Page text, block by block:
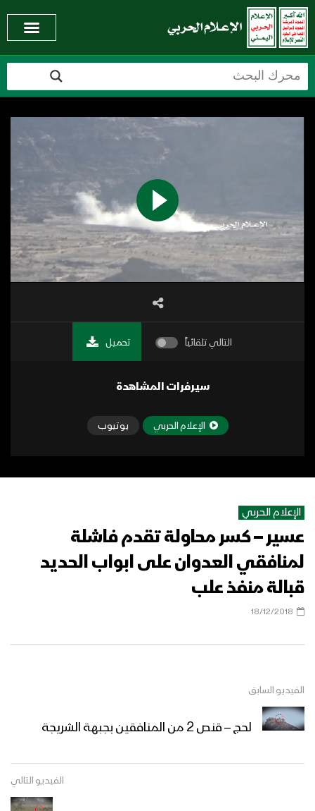
التالي تلقائياً تحميل
سيرفرات المشاهدة
الإعلام الحربي يوتيوب
الإعلام الحربي
عسير – كسر محاولة تقدم فاشلة
لمنافقي العدوان على ابواب الحديد
قبالة منفذ علب
18/12/2018
الفيديو السابق
لحج – قنص 2 من المنافقين بجبهة الشريجة
الفيديو التالي